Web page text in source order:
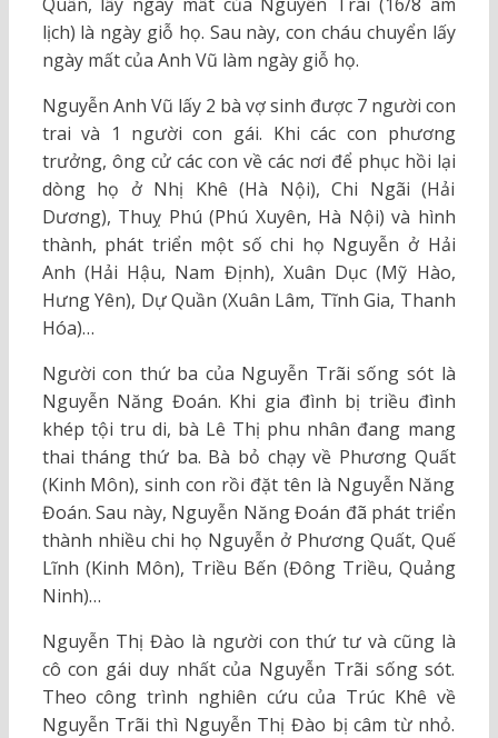
lịch) là ngày giỗ họ. Sau này, con cháu chuyển lấy
ngày mất của Anh Vũ làm ngày giỗ họ.
Nguyễn Anh Vũ lấy 2 bà vợ sinh được 7 người con
trai và 1 người con gái. Khi các con phương
trưởng, ông cử các con về các nơi để phục hồi lại
dòng họ ở Nhị Khê (Hà Nội), Chi Ngãi (Hải
Dương), Thuỵ Phú (Phú Xuyên, Hà Nội) và hình
thành, phát triển một số chi họ Nguyễn ở Hải
Anh (Hải Hậu, Nam Định), Xuân Dục (Mỹ Hào,
Hưng Yên), Dự Quần (Xuân Lâm, Tĩnh Gia, Thanh
Hóa)…
Người con thứ ba của Nguyễn Trãi sống sót là
Nguyễn Năng Đoán. Khi gia đình bị triều đình
khép tội tru di, bà Lê Thị phu nhân đang mang
thai tháng thứ ba. Bà bỏ chạy về Phương Quất
(Kinh Môn), sinh con rồi đặt tên là Nguyễn Năng
Đoán. Sau này, Nguyễn Năng Đoán đã phát triển
thành nhiều chi họ Nguyễn ở Phương Quất, Quế
Lĩnh (Kinh Môn), Triều Bến (Đông Triều, Quảng
Ninh)…
Nguyễn Thị Đào là người con thứ tư và cũng là
cô con gái duy nhất của Nguyễn Trãi sống sót.
Theo công trình nghiên cứu của Trúc Khê về
Nguyễn Trãi thì Nguyễn Thị Đào bị câm từ nhỏ.